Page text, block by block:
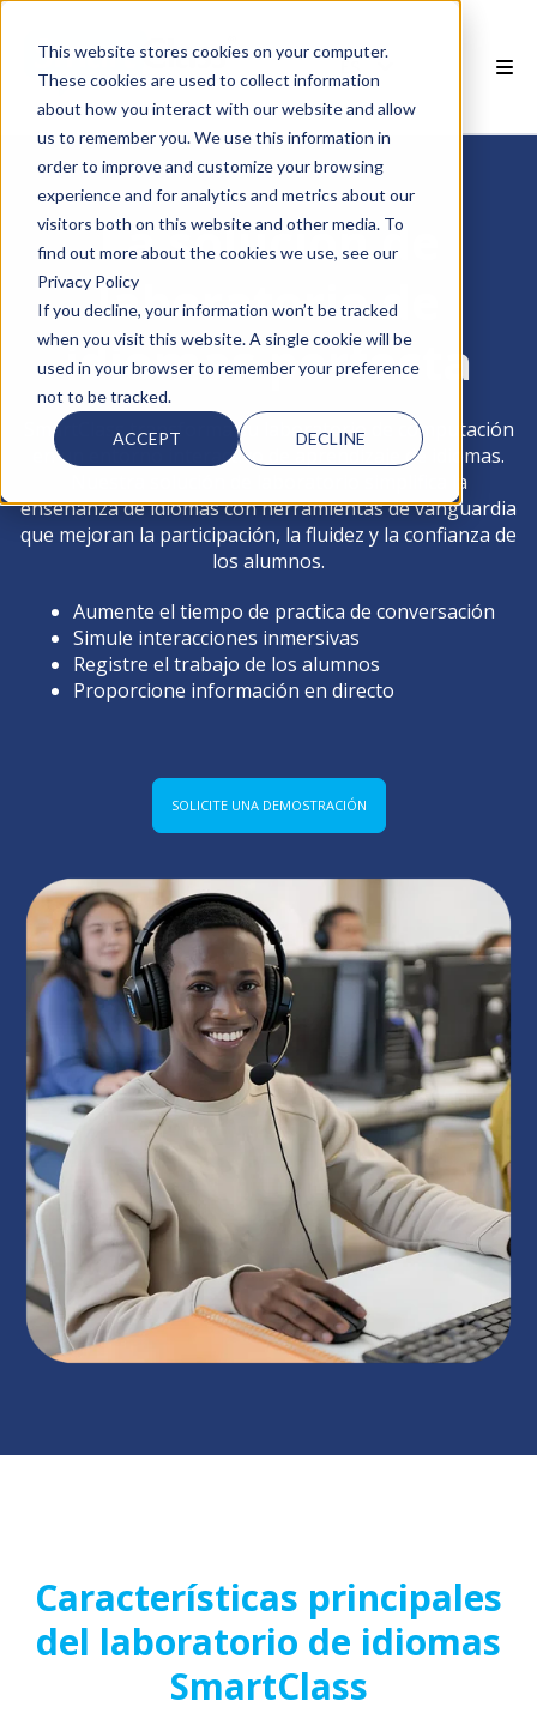
This website stores cookies on your computer.
These cookies are used to collect information
about how you interact with our website and allow
us to remember you. We use this information in
order to improve and customize your browsing
experience and for analytics and metrics about our
visitors both on this website and other media. To
find out more about the cookies we use, see our
Privacy Policy
If you decline, your information won’t be tracked
when you visit this website. A single cookie will be
used in your browser to remember your preference
not to be tracked.
ACCEPT DECLINE
ES
SMARTCLASS
QUÉ SMARTCLASS?
La solución de
laboratorio de
idiomas perfecta
SmartClass transforma su laboratorio de computación
en un entorno interactivo de aprendizaje de idiomas.
Nuestra solución de laboratorio simplifica la
enseñanza de idiomas con herramientas de vanguardia
que mejoran la participación, la fluidez y la confianza de
los alumnos.
Aumente el tiempo de practica de conversación
Simule interacciones inmersivas
Registre el trabajo de los alumnos
Proporcione información en directo
SOLICITE UNA DEMOSTRACIÓN
Características principales
del laboratorio de idiomas
SmartClass